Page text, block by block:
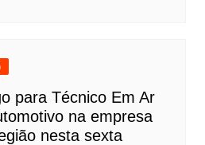
para Técnico Em Ar
na empresa
nesta sexta